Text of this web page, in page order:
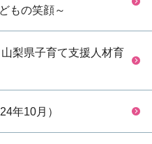
もの笑顔～
梨県子育て支援人材育
年10月）